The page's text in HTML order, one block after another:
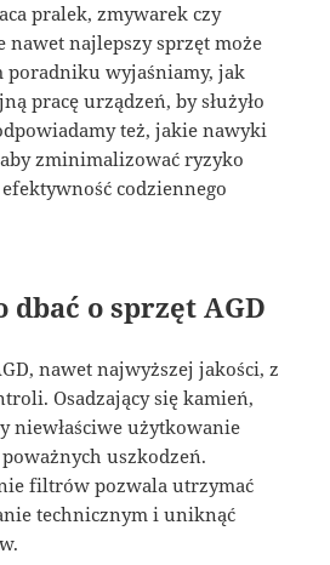
pralek, zmywarek czy
nawet najlepszy sprzęt może
poradniku wyjaśniamy, jak
pracę urządzeń, by służyło
też, jakie nawyki
zminimalizować ryzyko
codziennego
dbać o sprzęt AGD
nawet najwyższej jakości, z
Osadzający się kamień,
niewłaściwe użytkowanie
uszkodzeń.
filtrów pozwala utrzymać
technicznym i uniknąć